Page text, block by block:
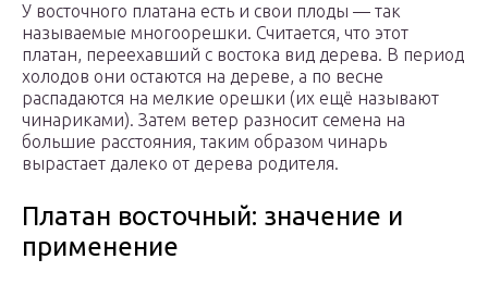
У восточного платана есть и свои плоды — так
называемые многоорешки. Считается, что этот
платан, переехавший с востока вид дерева. В период
холодов они остаются на дереве, а по весне
распадаются на мелкие орешки (их ещё называют
чинариками). Затем ветер разносит семена на
большие расстояния, таким образом чинарь
вырастает далеко от дерева родителя.
Платан восточный: значение и
применение